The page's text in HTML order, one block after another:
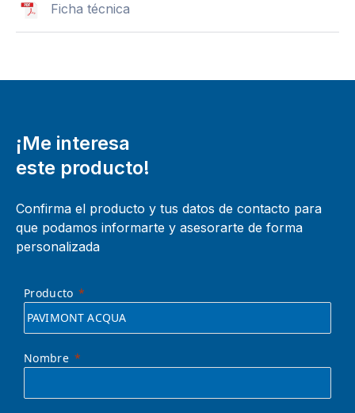
Ficha técnica
¡Me interesa
este producto!
Confirma el producto y tus datos de contacto para
que podamos informarte y asesorarte de forma
personalizada
Producto
Nombre